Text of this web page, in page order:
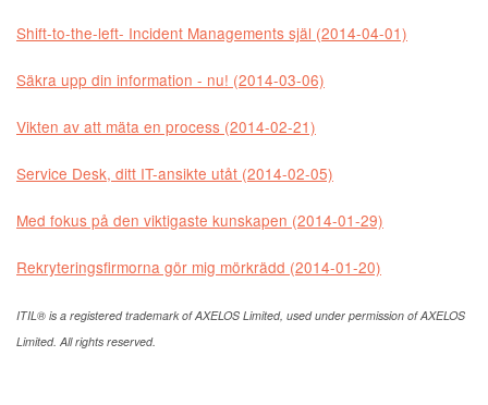
Shift-to-the-left- Incident Managements själ (2014-04-01)
Säkra upp din information - nu! (2014-03-06)
Vikten av att mäta en process (2014-02-21)
Service Desk, ditt IT-ansikte utåt (2014-02-05)
Med fokus på den viktigaste kunskapen (2014-01-29)
Rekryteringsfirmorna gör mig mörkrädd (2014-01-20)
ITIL® is a registered trademark of AXELOS Limited, used under permission of AXELOS
Limited. All rights reserved.